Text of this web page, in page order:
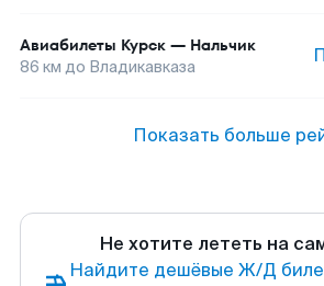
Авиабилеты Курск — Нальчик
86 км до Владикавказа
Показать больше
Не хотите лететь на
Найдите дешёвые Ж/Д